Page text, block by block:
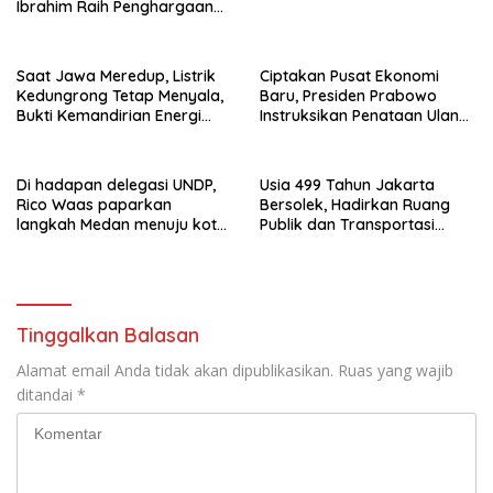
Ibrahim Raih Penghargaan
Saat Jawa Meredup, Listrik
Kedungrong Tetap Menyala,
Bukti Kemandirian Energi
Ciptakan Pusat Ekonomi
Baru, Presiden Prabowo
Instruksikan Penataan Ulang
Di hadapan delegasi UNDP,
Rico Waas paparkan
langkah Medan menuju kota
Usia 499 Tahun Jakarta
Bersolek, Hadirkan Ruang
Publik dan Transportasi
Tinggalkan Balasan
Alamat email Anda tidak akan dipublikasikan. Ruas yang wajib
ditandai *